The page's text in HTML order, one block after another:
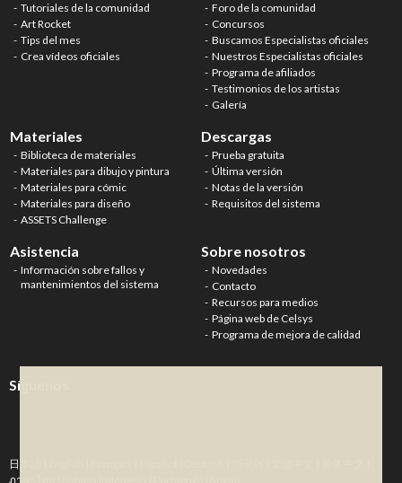
Tutoriales de la comunidad
Art Rocket
Tips del mes
Crea vídeos oficiales
Foro de la comunidad
Concursos
Buscamos Especialistas oficiales
Nuestros Especialistas oficiales
Programa de afiliados
Testimonios de los artistas
Galería
Materiales
Biblioteca de materiales
Materiales para dibujo y pintura
Materiales para cómic
Materiales para diseño
ASSETS Challenge
Descargas
Prueba gratuita
Última versión
Notas de la versión
Requisitos del sistema
Asistencia
Información sobre fallos y
mantenimientos del sistema
Sobre nosotros
Novedades
Contacto
Recursos para medios
Página web de Celsys
Programa de mejora de calidad
Síguenos
日本語
ภาษาไทย